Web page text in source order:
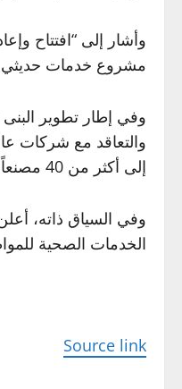
مشروع خدمات حديثي
إلى أكثر من 40 مصنعاً، وزادت نسبة تجهيز الدواء الوطني إلى 44% في عام 2024”.
وفي السياق ذاته،
الخدمات الصحية
Source link